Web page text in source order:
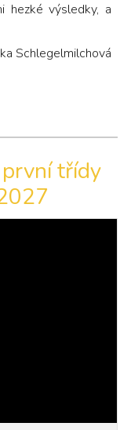
hezké výsledky, a
Schlegelmilchová
třídy